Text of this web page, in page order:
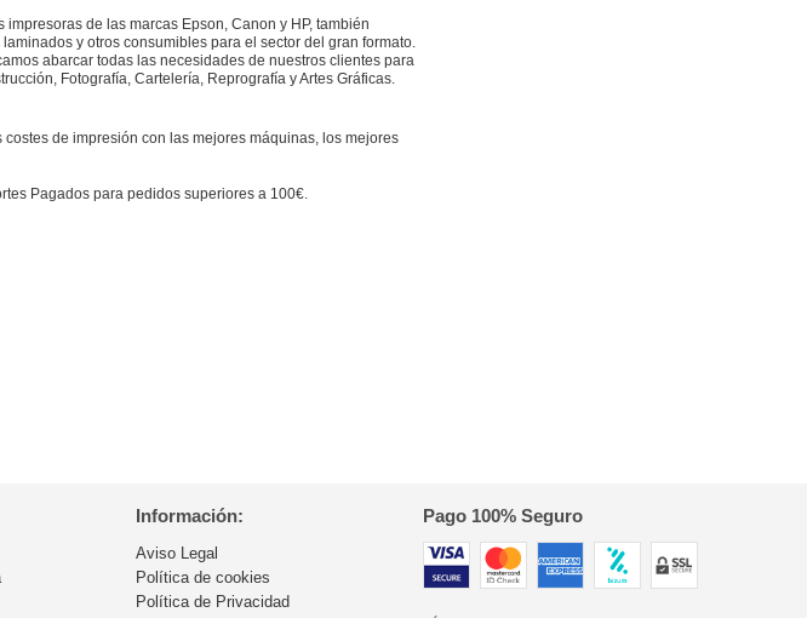
de las marcas Epson, Canon y HP, también
y otros consumibles para el sector del gran formato.
abarcar todas las necesidades de nuestros clientes para
Fotografía, Cartelería, Reprografía y Artes Gráficas.
de impresión con las mejores máquinas, los mejores
Pagados para pedidos superiores a 100€.
Información:
Aviso Legal
Política de cookies
Política de Privacidad
Pago 100% Seguro